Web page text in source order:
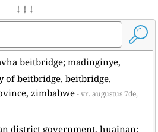
↓ ↓ ↓
beitbridge; madinginye,
of beitbridge, beitbridge,
zimbabwe- vr. augustus 7de,
district government, huainan;